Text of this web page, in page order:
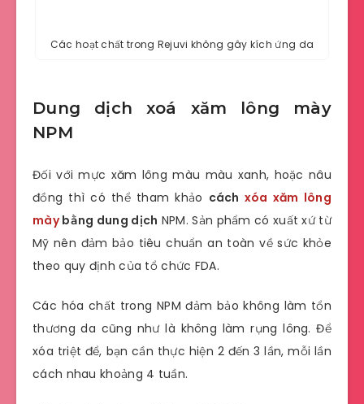
Các hoạt chất trong Rejuvi không gây kích ứng da
Dung dịch xoá xăm lông mày
NPM
Đối với mực xăm lông màu màu xanh, hoặc nâu
đồng thì có thể tham khảo cách xóa xăm lông
màybằng dung dịch NPM. Sản phẩm có xuất xứ từ
Mỹ nên đảm bảo tiêu chuẩn an toàn về sức khỏe
theo quy định của tổ chức FDA.
Các hóa chất trong NPM đảm bảo không làm tổn
thương da cũng như là không làm rụng lông. Để
xóa triệt để, bạn cần thực hiện 2 đến 3 lần, mỗi lần
cách nhau khoảng 4 tuần.